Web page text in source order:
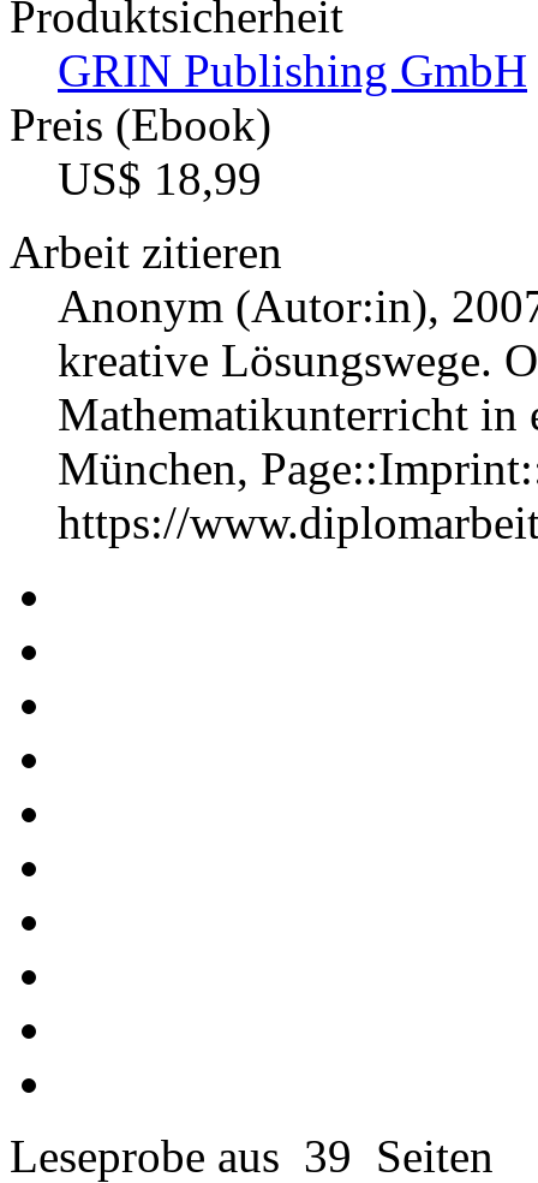
Produktsicherheit
GRIN Publishing GmbH
Preis (Ebook)
US$ 18,99
Arbeit zitieren
Anonym (Autor:in),
kreative Lösungswege.
Mathematikunterricht in
München,
https://